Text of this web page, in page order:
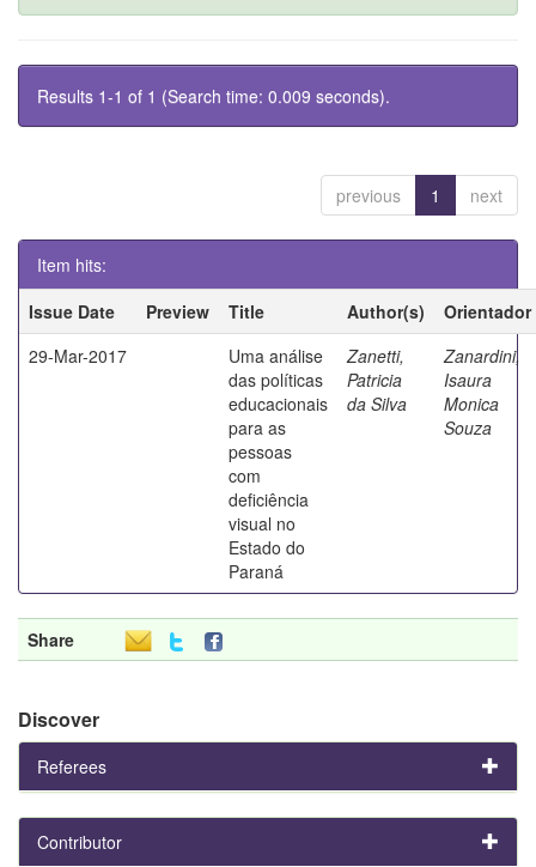
Results 1-1 of 1 (Search time: 0.009 seconds).
previous 1 next
Item hits:
Issue Date
Preview Title Author(s)
Orientador
29-Mar-2017
Uma análise
das políticas
educacionais
para as
pessoas
com
deficiência
visual no
Estado do
Paraná
Zanetti,
Patricia
da Silva
Zanardini,
Isaura
Monica
Souza
Share
Discover
Referees
Contributor